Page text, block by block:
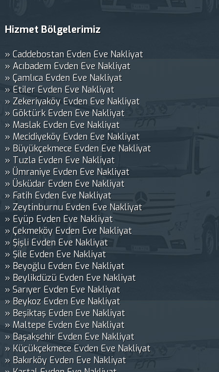
Hizmet Bölgelerimiz
» Caddebostan Evden Eve Nakliyat
» Acıbadem Evden Eve Nakliyat
» Çamlıca Evden Eve Nakliyat
» Etiler Evden Eve Nakliyat
» Zekeriyaköy Evden Eve Nakliyat
» Göktürk Evden Eve Nakliyat
» Maslak Evden Eve Nakliyat
» Mecidiyeköy Evden Eve Nakliyat
» Büyükçekmece Evden Eve Nakliyat
» Tuzla Evden Eve Nakliyat
» Ümraniye Evden Eve Nakliyat
» Üsküdar Evden Eve Nakliyat
» Fatih Evden Eve Nakliyat
» Zeytinburnu Evden Eve Nakliyat
» Eyüp Evden Eve Nakliyat
» Çekmeköy Evden Eve Nakliyat
» Şişli Evden Eve Nakliyat
» Şile Evden Eve Nakliyat
» Beyoğlu Evden Eve Nakliyat
» Beylikdüzü Evden Eve Nakliyat
» Sarıyer Evden Eve Nakliyat
» Beykoz Evden Eve Nakliyat
» Beşiktaş Evden Eve Nakliyat
» Maltepe Evden Eve Nakliyat
» Başakşehir Evden Eve Nakliyat
» Küçükçekmece Evden Eve Nakliyat
» Bakırköy Evden Eve Nakliyat